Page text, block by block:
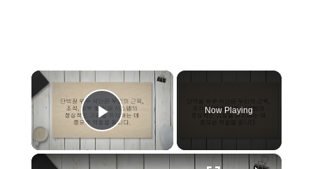
×
Play Video
Now Playing
×